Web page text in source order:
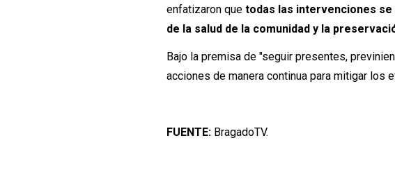
enfatizaron quetodas las intervenciones
de la salud de la comunidad y la
Bajo la premisa de "seguir presentes,
acciones de manera continua para mitigar los
FUENTE: BragadoTV.